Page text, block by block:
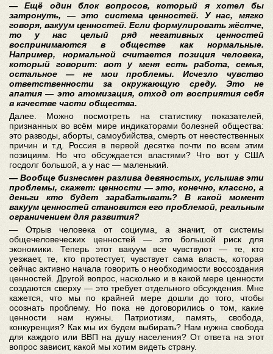
— Ещё один блок вопросов, который я хотел бы
затронуть, — это система ценностей. У нас, мягко
говоря, вакуум ценностей. Если формулировать жёстче,
то у нас целый ряд негативных ценностей
воспринимаются в обществе как нормальные.
Например, нормальной считается позиция человека,
который говорит: вот у меня есть работа, семья,
остальное — не мои проблемы. Исчезло чувство
ответственности за окружающую среду. Это не
апатия — это атомизация, отход от восприятия себя
в качестве части общества.
Далее. Можно посмотреть на статистику показателей,
признанных во всём мире индикаторами болезней общества:
это разводы, аборты, самоубийства, смерть от неестественных
причин и т.д. Россия в первой десятке почти по всем этим
позициям. Но что обсуждается властями? Что вот у США
госдолг большой, а у нас — маленький.
— Вообще бизнесмен разлива девяностых, услышав эти
проблемы, скажет: ценности — это, конечно, классно, а
деньги кто будет зарабатывать? В какой момент
вакуум ценностей становится его проблемой, реальным
ограничением для развития?
— Отрыв человека от социума, а значит, от системы
общечеловеческих ценностей — это большой риск для
экономики. Теперь этот вакуум все чувствуют — те, кто
уезжает, те, кто протестует, чувствует сама власть, которая
сейчас активно начала говорить о необходимости воссоздания
ценностей. Другой вопрос, насколько и в какой мере ценности
создаются сверху — это требует отдельного обсуждения. Мне
кажется, что мы по крайней мере дошли до того, чтобы
осознать проблему. Но пока не договорились о том, какие
ценности нам нужны. Патриотизм, память, свобода,
конкуренция? Как мы их будем выбирать? Нам нужна свобода
для каждого или ВВП на душу населения? От ответа на этот
вопрос зависит, какой мы хотим видеть страну.